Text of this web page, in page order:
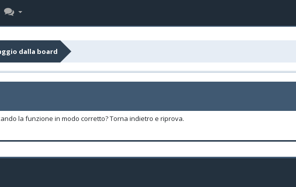
dalla board
la funzione in modo corretto? Torna indietro e riprova.